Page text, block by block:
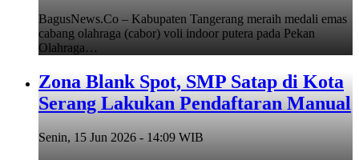
BagusNews.Co – Kabupaten Tangerang meraih medali emas
cabang olahraga (cabor) voli indoor putera pada Pekan
Olahraga…
Zona Blank Spot, SMP Satap di Kota
Serang Lakukan Pendaftaran Manual
Senin, 15 Jun 2026 - 14:09 WIB